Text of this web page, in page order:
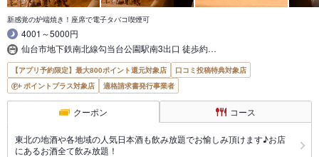
新感覚の炉端焼き！座席で電子タバコ喫煙可
4001～5000円
仙台市地下鉄南北線勾当台公園駅南3出口 徒歩約…
【アプリ予約限定】最大800ポイント還元対象店
口コミ投稿特典対象店
ポイントプラス対象店
適格請求書発行事業者
クーポン コース
東北の地酒や各地域の人気日本酒も飲み放題でお愉しみ頂けます♪お店
にあるお酒全て飲み放題！